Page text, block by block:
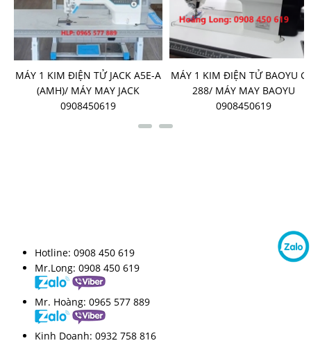
MÁY 1 KIM ĐIỆN TỬ JACK A5E-A
(AMH)/ MÁY MAY JACK
0908450619
MÁY 1 KIM ĐIỆN TỬ BAOYU
288/ MÁY MAY BAOYU
0908450619
Hotline: 0908 450 619
Mr.Long: 0908 450 619
Mr. Hoàng: 0965 577 889
Kinh Doanh: 0932 758 816